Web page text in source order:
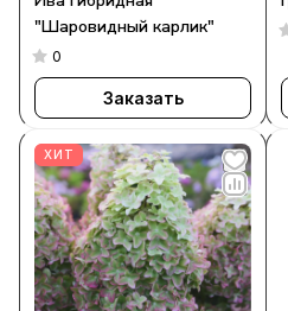
"Шаровидный карлик"
0
Заказать
ХИТ